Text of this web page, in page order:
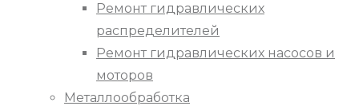
Ремонт гидравлических
распределителей
Ремонт гидравлических насосов и
моторов
Металлообработка